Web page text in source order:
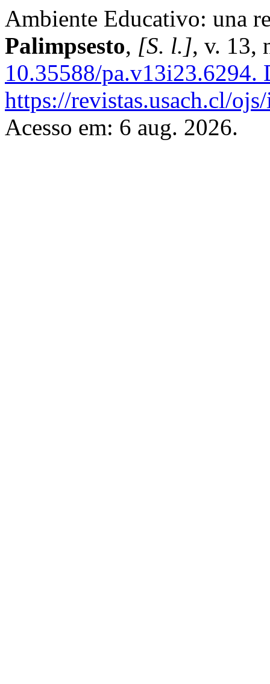
Ambiente Educativo: una
Palimpsesto, [S. l.], v. 13,
10.35588/pa.v13i23.6294.
https://revistas.usach.cl/
Acesso em: 6 aug. 2026.